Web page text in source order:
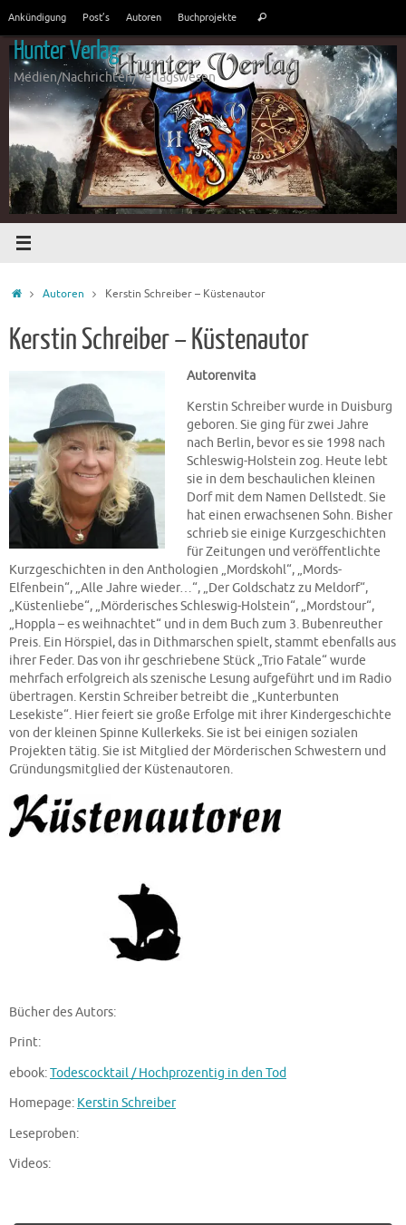
Inhalt
springen
Ankündigung Post’s Autoren Buchprojekte Suchen
Hunter Verlag
Medien/Nachrichten/Verlagswesen
StartAutoren Kerstin Schreiber – Küstenautor
Kerstin Schreiber – Küstenautor
Autorenvita
Kerstin Schreiber wurde in Duisburg
geboren. Sie ging für zwei Jahre
nach Berlin, bevor es sie 1998 nach
Schleswig-Holstein zog. Heute lebt
sie in dem beschaulichen kleinen
Dorf mit dem Namen Dellstedt. Sie
hat einen erwachsenen Sohn. Bisher
schrieb sie einige Kurzgeschichten
für Zeitungen und veröffentlichte
Kurzgeschichten in den Anthologien „Mordskohl“, „Mords-
Elfenbein“, „Alle Jahre wieder…“, „Der Goldschatz zu Meldorf“,
„Küstenliebe“, „Mörderisches Schleswig-Holstein“, „Mordstour“,
„Hoppla – es weihnachtet“ und in dem Buch zum 3. Bubenreuther
Preis. Ein Hörspiel, das in Dithmarschen spielt, stammt ebenfalls aus
ihrer Feder. Das von ihr geschriebene Stück „Trio Fatale“ wurde
mehrfach erfolgreich als szenische Lesung aufgeführt und im Radio
übertragen. Kerstin Schreiber betreibt die „Kunterbunten
Lesekiste“. Hier feiert sie große Erfolge mit ihrer Kindergeschichte
von der kleinen Spinne Kullerkeks. Sie ist bei einigen sozialen
Projekten tätig. Sie ist Mitglied der Mörderischen Schwestern und
Gründungsmitglied der Küstenautoren.
Bücher des Autors:
Print:
ebook:Todescocktail / Hochprozentig in den Tod
Homepage: Kerstin Schreiber
Leseproben:
Videos: